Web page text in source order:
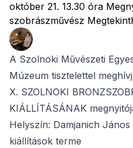
október 21. 13.30 óra
szobrászművész
A Szolnoki Művészeti
Múzeum tisztelettel
X. SZOLNOKI
KIÁLLÍTÁSÁNAK
Helyszín: Damjanich
kiállítások terme